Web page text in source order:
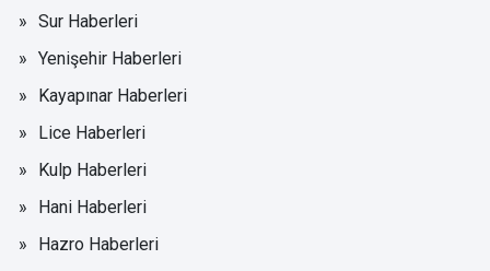
Sur Haberleri
Yenişehir Haberleri
Kayapınar Haberleri
Lice Haberleri
Kulp Haberleri
Hani Haberleri
Hazro Haberleri